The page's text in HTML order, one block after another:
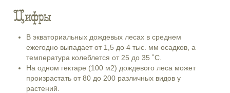
Цифры
В экваториальных дождевых лесах в среднем
ежегодно выпадает от 1,5 до 4 тыс. мм осадков, а
температура колеблется от 25 до 35 ˚С.
На одном гектаре (100 м2) дождевого леса может
произрастать от 80 до 200 различных видов у
растений.